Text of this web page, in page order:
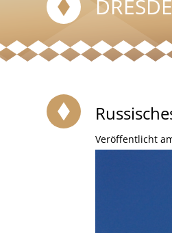
Veröffentlicht